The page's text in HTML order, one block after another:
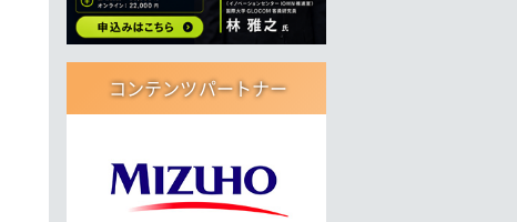
コンテンツパートナー